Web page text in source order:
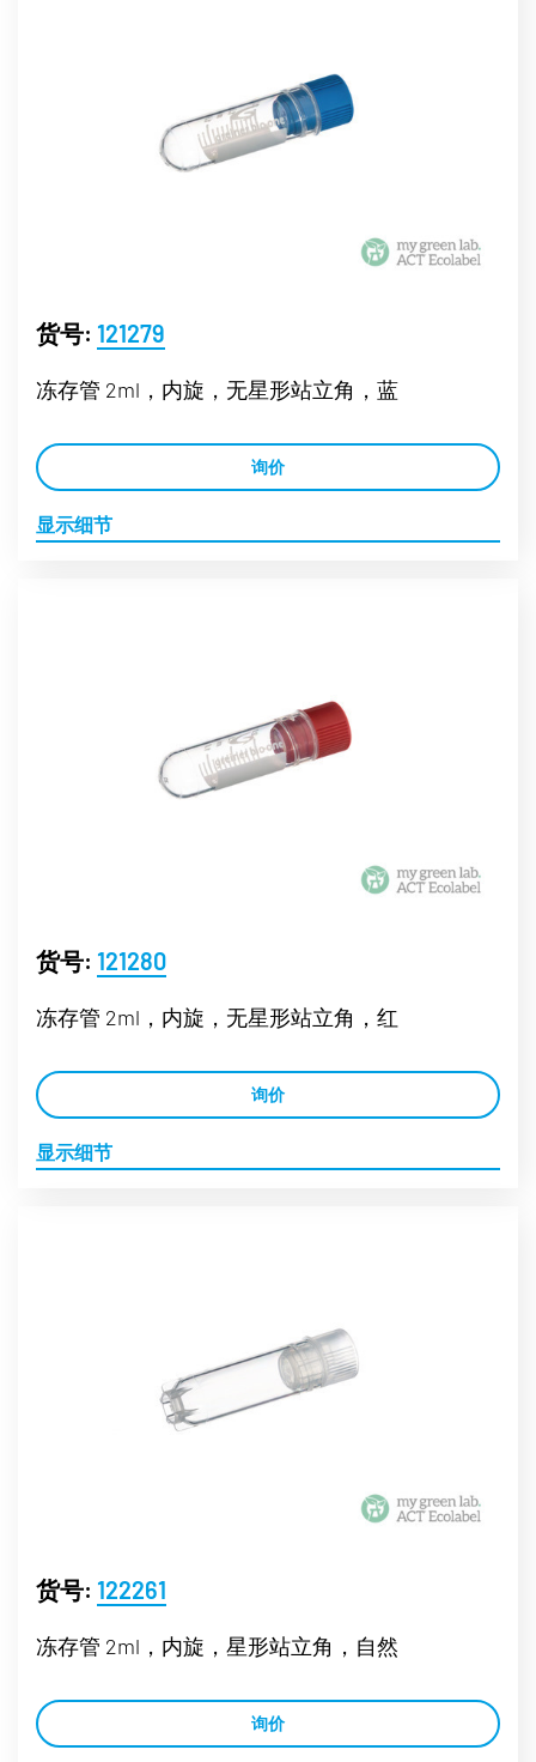
货号: 121279
冻存管 2ml，内旋，无星形站立角，蓝
询价
显示细节
货号: 121280
冻存管 2ml，内旋，无星形站立角，红
询价
显示细节
货号: 122261
冻存管 2ml，内旋，星形站立角，自然
询价